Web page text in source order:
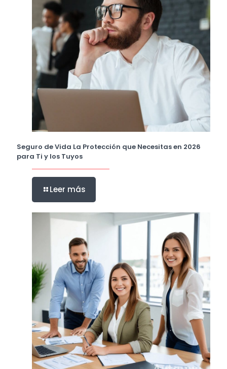
Seguro de Vida La Protección que Necesitas en 2026
para Ti y los Tuyos
Leer más